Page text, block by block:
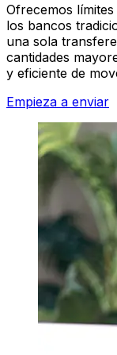
Ofrecemos
los bancos
una sola
cantidades
y eficiente de
Empieza a enviar